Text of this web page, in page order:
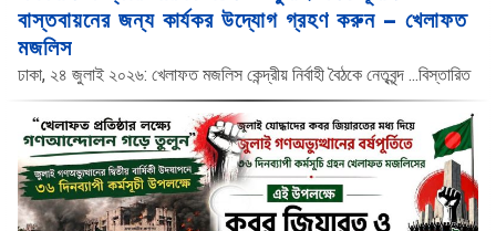
বাস্তবায়নের জন্য কার্যকর উদ্যোগ গ্রহণ করুন – খেলাফত
মজলিস
ঢাকা, ২৪ জুলাই ২০২৬: খেলাফত মজলিস কেন্দ্রীয় নির্বাহী বৈঠকে নেতৃবৃন্দ ...বিস্তারিত